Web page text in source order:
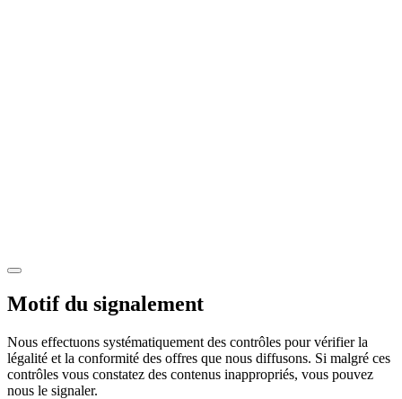
Motif du signalement
Nous effectuons systématiquement des contrôles pour vérifier la
légalité et la conformité des offres que nous diffusons. Si malgré ces
contrôles vous constatez des contenus inappropriés, vous pouvez
nous le signaler.